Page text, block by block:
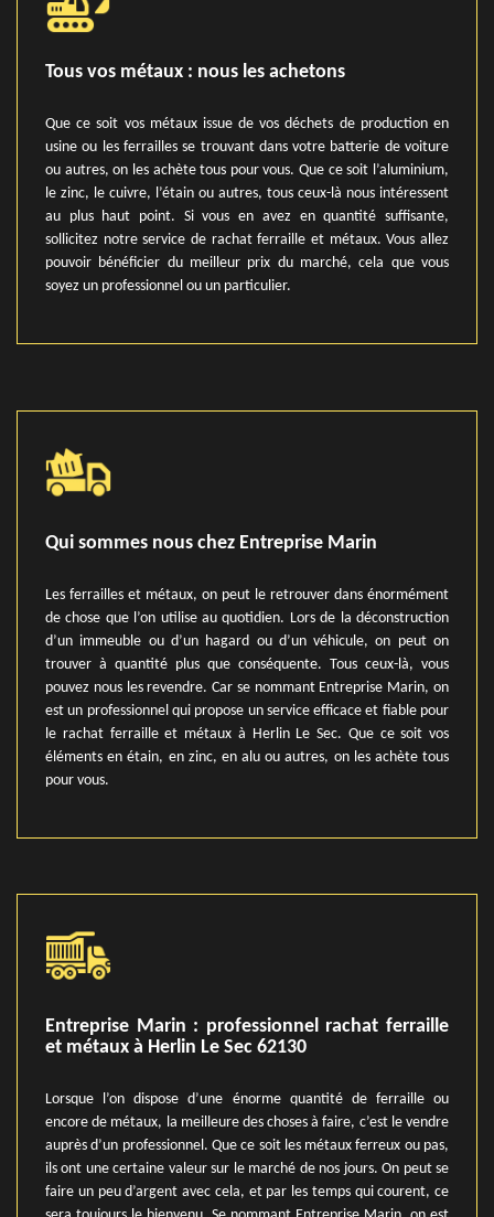
Tous vos métaux : nous les achetons
Que ce soit vos métaux issue de vos déchets de production en
usine ou les ferrailles se trouvant dans votre batterie de voiture
ou autres, on les achète tous pour vous. Que ce soit l’aluminium,
le zinc, le cuivre, l’étain ou autres, tous ceux-là nous intéressent
au plus haut point. Si vous en avez en quantité suffisante,
sollicitez notre service de rachat ferraille et métaux. Vous allez
pouvoir bénéficier du meilleur prix du marché, cela que vous
soyez un professionnel ou un particulier.
Qui sommes nous chez Entreprise Marin
Les ferrailles et métaux, on peut le retrouver dans énormément
de chose que l’on utilise au quotidien. Lors de la déconstruction
d’un immeuble ou d’un hagard ou d’un véhicule, on peut on
trouver à quantité plus que conséquente. Tous ceux-là, vous
pouvez nous les revendre. Car se nommant Entreprise Marin, on
est un professionnel qui propose un service efficace et fiable pour
le rachat ferraille et métaux à Herlin Le Sec. Que ce soit vos
éléments en étain, en zinc, en alu ou autres, on les achète tous
pour vous.
Entreprise Marin : professionnel rachat ferraille
et métaux à Herlin Le Sec 62130
Lorsque l’on dispose d’une énorme quantité de ferraille ou
encore de métaux, la meilleure des choses à faire, c’est le vendre
auprès d’un professionnel. Que ce soit les métaux ferreux ou pas,
ils ont une certaine valeur sur le marché de nos jours. On peut se
faire un peu d’argent avec cela, et par les temps qui courent, ce